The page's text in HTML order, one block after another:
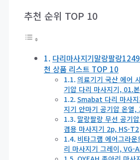
추천 순위 TOP 10
다리마사지기말랑팔랑
천 상품 리스트 TOP 10
의료기기 국산 에어
기압 다리 마사지기, 01.
Smabat 다리 마사
지기 안마기 공기압 온열,
말랑팔랑 무선 공기
겸용 마사지기 2p, HS-T2
비타그램 에어그라
리 마사지기 그레이, VG-